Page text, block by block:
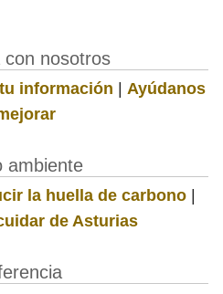
con nosotros
información | Ayúdanos
ambiente
la huella de carbono|
de Asturias